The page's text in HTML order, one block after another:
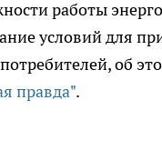
работы
условий для
об
правда".